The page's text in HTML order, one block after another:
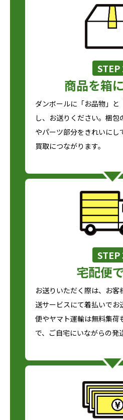
STEP
商品を箱
ダンボールに「お品物」と
し、お送りください。梱
やパーツ部分をきれいにし
買取につながります。
STEP
宅配便
お送りいただく際は、お
送サービスにて着払いでお
便やヤマト運輸は無料集荷
で、ご自宅にいながらの発